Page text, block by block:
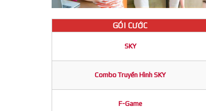
GÓI CƯỚC
SKY
Combo Truyền Hình SKY
F-Game